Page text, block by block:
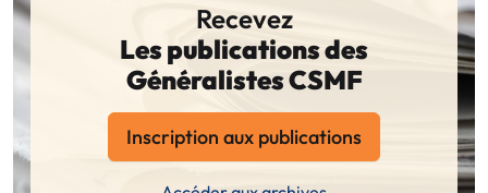
Recevez
Les publications des
Généralistes CSMF
Inscription aux publications